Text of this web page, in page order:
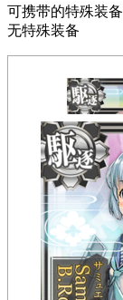
可携带的特殊装备
无特殊装备